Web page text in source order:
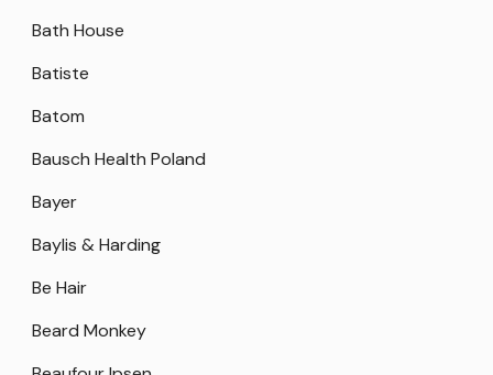
Bath House
Batiste
Batom
Bausch Health Poland
Bayer
Baylis & Harding
Be Hair
Beard Monkey